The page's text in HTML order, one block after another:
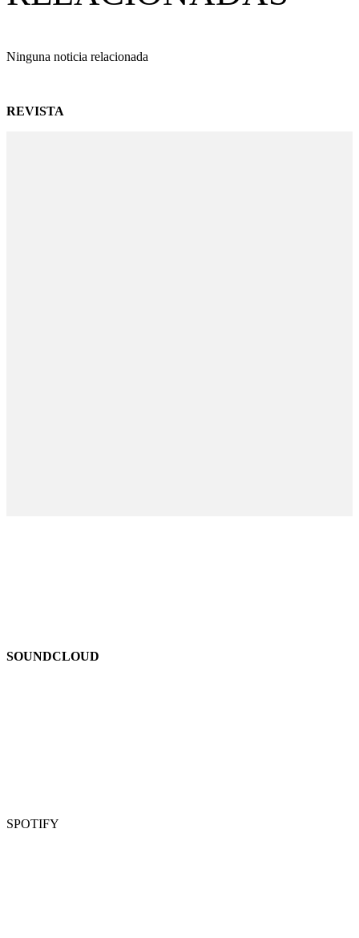
Ninguna noticia relacionada
REVISTA
SOUNDCLOUD
SPOTIFY